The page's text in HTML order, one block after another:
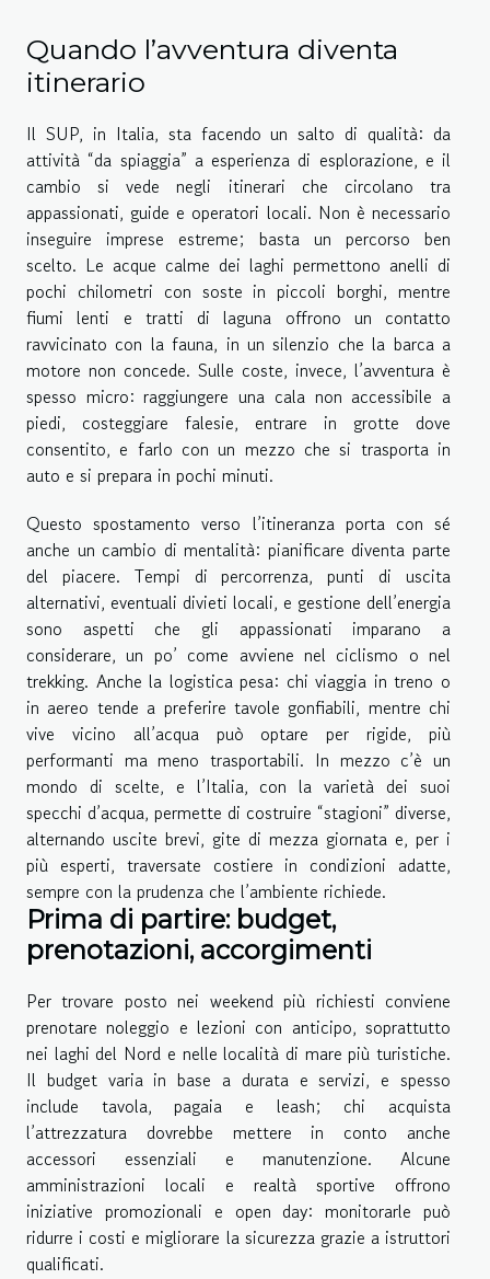
Quando l’avventura diventa
itinerario
Il SUP, in Italia, sta facendo un salto di qualità: da
attività “da spiaggia” a esperienza di esplorazione, e il
cambio si vede negli itinerari che circolano tra
appassionati, guide e operatori locali. Non è necessario
inseguire imprese estreme; basta un percorso ben
scelto. Le acque calme dei laghi permettono anelli di
pochi chilometri con soste in piccoli borghi, mentre
fiumi lenti e tratti di laguna offrono un contatto
ravvicinato con la fauna, in un silenzio che la barca a
motore non concede. Sulle coste, invece, l’avventura è
spesso micro: raggiungere una cala non accessibile a
piedi, costeggiare falesie, entrare in grotte dove
consentito, e farlo con un mezzo che si trasporta in
auto e si prepara in pochi minuti.
Questo spostamento verso l’itineranza porta con sé
anche un cambio di mentalità: pianificare diventa parte
del piacere. Tempi di percorrenza, punti di uscita
alternativi, eventuali divieti locali, e gestione dell’energia
sono aspetti che gli appassionati imparano a
considerare, un po’ come avviene nel ciclismo o nel
trekking. Anche la logistica pesa: chi viaggia in treno o
in aereo tende a preferire tavole gonfiabili, mentre chi
vive vicino all’acqua può optare per rigide, più
performanti ma meno trasportabili. In mezzo c’è un
mondo di scelte, e l’Italia, con la varietà dei suoi
specchi d’acqua, permette di costruire “stagioni” diverse,
alternando uscite brevi, gite di mezza giornata e, per i
più esperti, traversate costiere in condizioni adatte,
sempre con la prudenza che l’ambiente richiede.
Prima di partire: budget,
prenotazioni, accorgimenti
Per trovare posto nei weekend più richiesti conviene
prenotare noleggio e lezioni con anticipo, soprattutto
nei laghi del Nord e nelle località di mare più turistiche.
Il budget varia in base a durata e servizi, e spesso
include tavola, pagaia e leash; chi acquista
l’attrezzatura dovrebbe mettere in conto anche
accessori essenziali e manutenzione. Alcune
amministrazioni locali e realtà sportive offrono
iniziative promozionali e open day: monitorarle può
ridurre i costi e migliorare la sicurezza grazie a istruttori
qualificati.